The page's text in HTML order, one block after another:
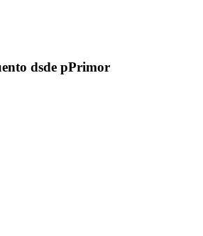
dsde pPrimor